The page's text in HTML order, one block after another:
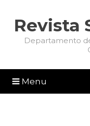
Revista
Departamento
Menu